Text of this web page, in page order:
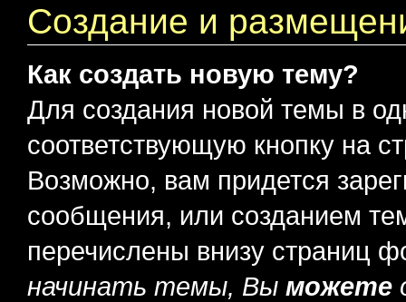
Создание и
Как создать новую тему?
Для создания новой темы в
соответствующую кнопку на
Возможно, вам придется
сообщения, или созданием
перечислены внизу страниц
начинать темы, Вы можете